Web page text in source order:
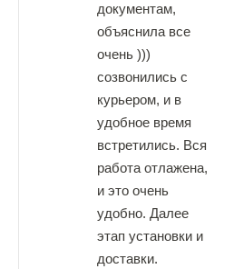
документам,
объяснила все
очень )))
созвонились с
курьером, и в
удобное время
встретились. Вся
работа отлажена,
и это очень
удобно. Далее
этап установки и
доставки.